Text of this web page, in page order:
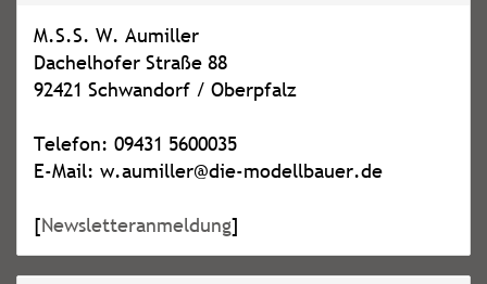
M.S.S. W. Aumiller
Dachelhofer Straße 88
92421 Schwandorf / Oberpfalz
Telefon: 09431 5600035
E-Mail: w.aumiller@die-modellbauer.de
[Newsletteranmeldung]